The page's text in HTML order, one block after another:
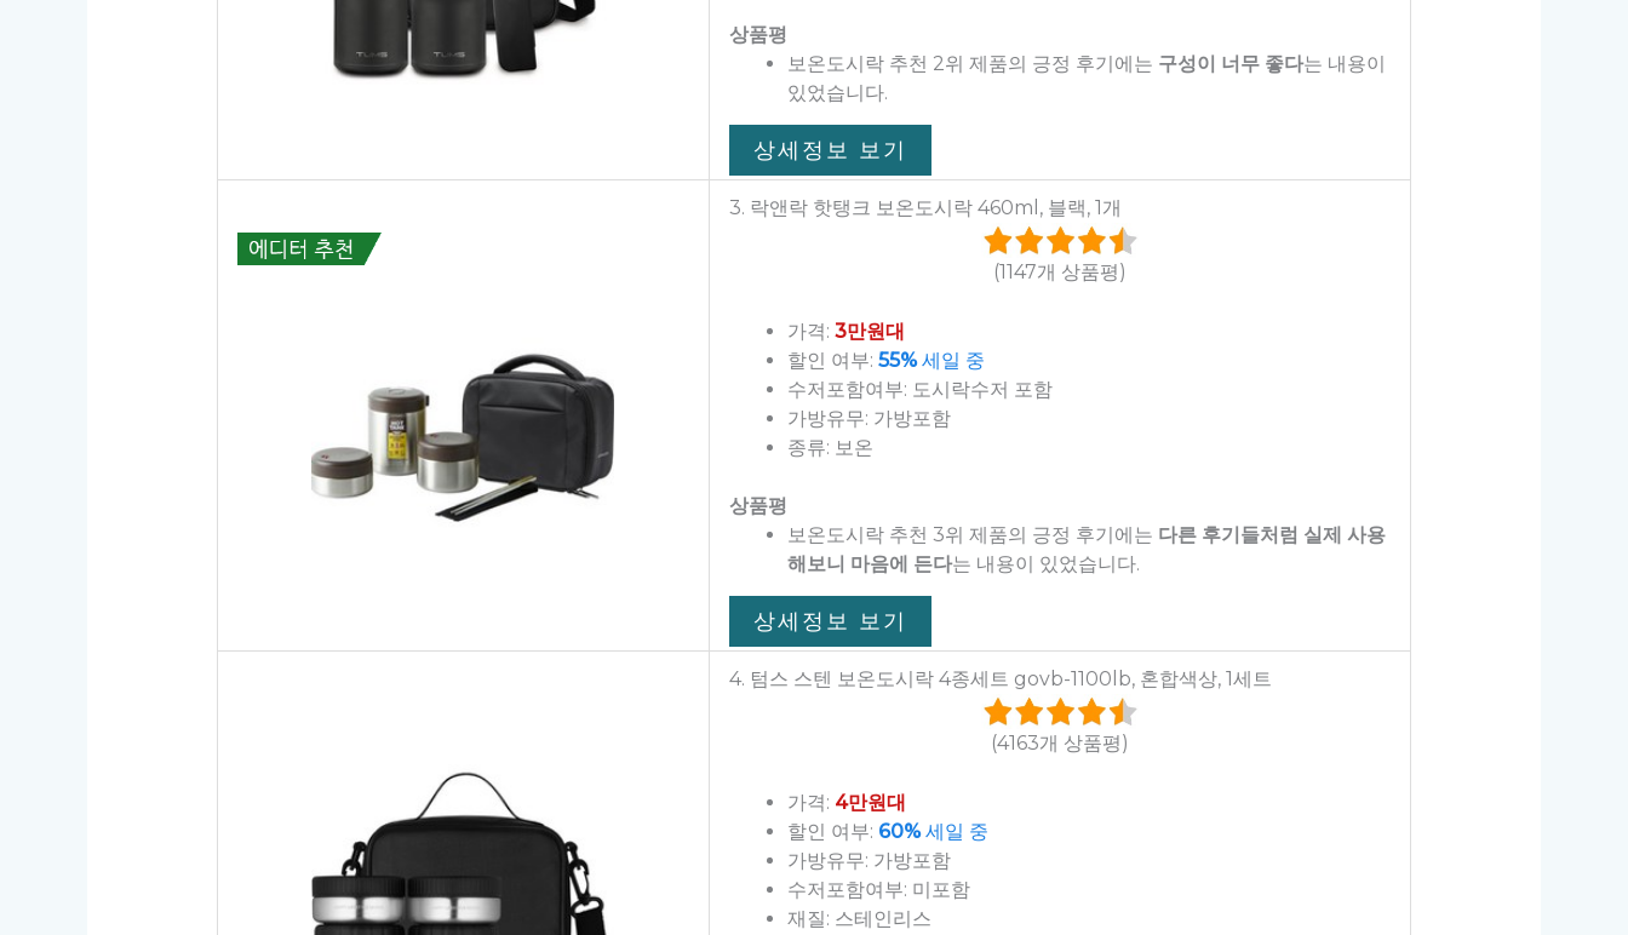
상품평
보온도시락 추천 2위 제품의 긍정 후기에는 구성이 너무 좋다는 내용이
있었습니다.
상세정보 보기
3. 락앤락 핫탱크 보온도시락 460ml, 블랙, 1개
(1147개 상품평)
가격: 3만원대
할인 여부: 55%세일 중
수저포함여부: 도시락수저 포함
가방유무: 가방포함
종류: 보온
상품평
보온도시락 추천 3위 제품의 긍정 후기에는 다른 후기들처럼 실제 사용
해보니 마음에 든다는 내용이 있었습니다.
상세정보 보기
4. 텀스 스텐 보온도시락 4종세트 govb-1100lb, 혼합색상, 1세트
(4163개 상품평)
가격: 4만원대
할인 여부: 60%세일 중
가방유무: 가방포함
수저포함여부: 미포함
재질: 스테인리스